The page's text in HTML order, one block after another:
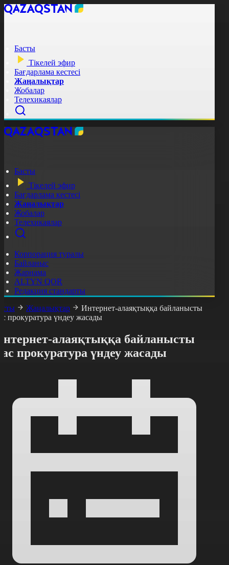
Басты
Тікелей эфир
Бағдарлама кестесі
Жаңалықтар
Жобалар
Телехикаялар
Басты
Тікелей эфир
Бағдарлама кестесі
Жаңалықтар
Жобалар
Телехикаялар
Корпорация туралы
Байланыс
Жарнама
ALTYN QOR
Редакция стандарты
Жаңалықтар
Интернет-алаяқтыққа байланысты
прокуратура үндеу жасады
алаяқтыққа байланысты
прокуратура үндеу жасады